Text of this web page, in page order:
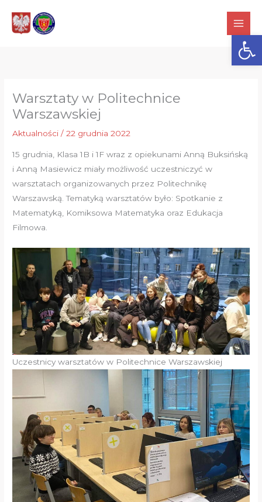
treści
Warsztaty w Politechnice
Warszawskiej
Aktualności /22 grudnia 2022
15 grudnia, Klasa 1B i 1F wraz z opiekunami Anną Buksińską
i Anną Masiewicz miały możliwość uczestniczyć w
warsztatach organizowanych przez Politechnikę
Warszawską. Tematyką warsztatów było: Spotkanie z
Matematyką, Komiksowa Matematyka oraz Edukacja
Filmowa.
Uczestnicy warsztatów w Politechnice Warszawskiej